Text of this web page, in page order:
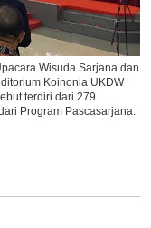
Wisuda Sarjana dan
Koinonia UKDW
terdiri dari 279
Program Pascasarjana.